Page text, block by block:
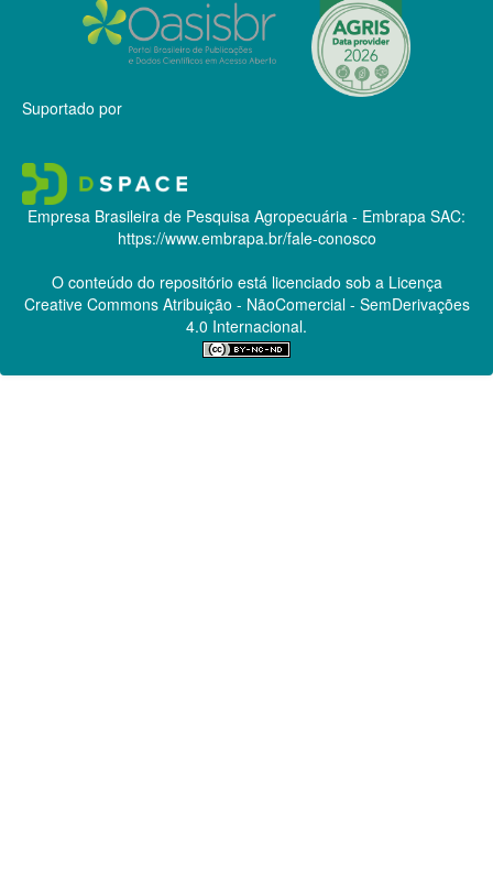
Suportado por
Empresa Brasileira de Pesquisa Agropecuária - Embrapa SAC:
https://www.embrapa.br/fale-conosco
O conteúdo do repositório está licenciado sob a Licença
Creative CommonsAtribuição - NãoComercial - SemDerivações
4.0 Internacional.